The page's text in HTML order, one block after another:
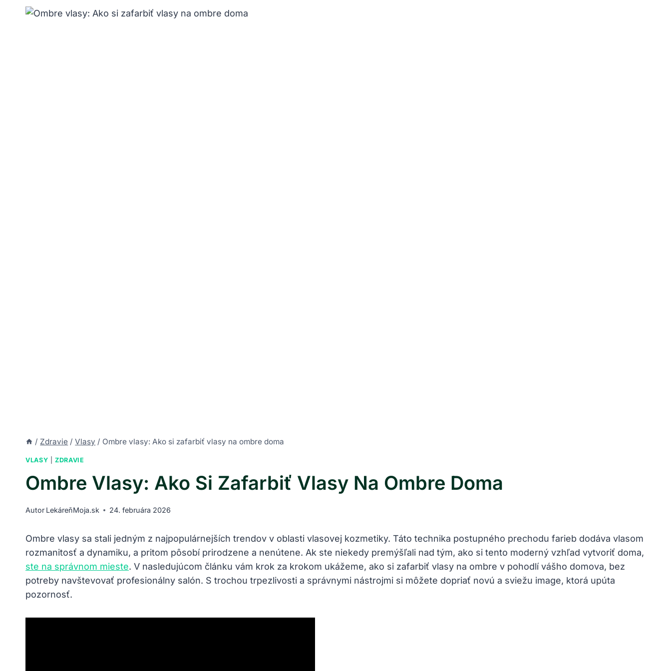
/ Zdravie / Vlasy / Ombre vlasy: Ako si zafarbiť vlasy na ombre doma
VLASY |ZDRAVIE
Ombre Vlasy: Ako Si Zafarbiť Vlasy Na Ombre Doma
Autor LekáreňMoja.sk 24. februára 2026
Ombre vlasy sa stali jedným z najpopulárnejších trendov v oblasti vlasovej kozmetiky. Táto technika postupného prechodu farieb dodáva vlasom
rozmanitosť a dynamiku, a pritom pôsobí prirodzene a nenútene. Ak ste niekedy premýšľali nad tým, ako si tento moderný vzhľad vytvoriť doma,
ste na správnom mieste. V nasledujúcom článku vám krok za krokom ukážeme, ako si zafarbiť vlasy na ombre v pohodlí vášho domova, bez
potreby navštevovať profesionálny salón. S trochou trpezlivosti a správnymi nástrojmi si môžete dopriať novú a sviežu image, ktorá upúta
pozornosť.